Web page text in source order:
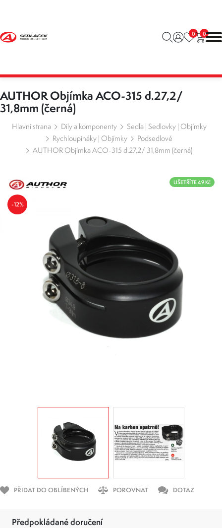
0 0
AUTHOR Objímka ACO-315 d.27,2/
31,8mm (černá)
Hlavní strana Díly a komponenty
Sedla | Sedlovky | Objímky
Rychloupínáky | Objímky
Podsedlové
AUTHOR Objímka ACO-315 d.27,2/ 31,8mm (černá)
-12%
UŠETŘÍTE 49 Kč
PŘIDAT DO OBLÍBENÝCH POROVNAT DOTAZ
Předpokládané doručení